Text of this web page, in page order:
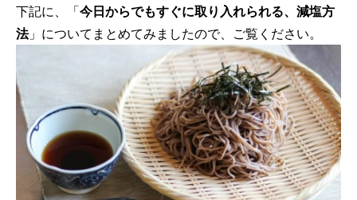
下記に、「今日からでもすぐに取り入れられる、減塩方
法」についてまとめてみましたので、ご覧ください。